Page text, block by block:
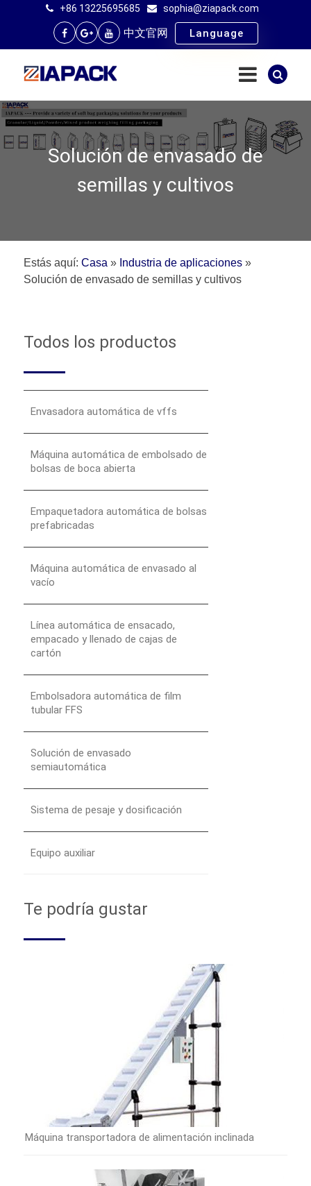
+86 13225695685 sophia@ziapack.com
中文官网 Language
Solución de envasado de
semillas y cultivos
Estás aquí: Casa » Industria de aplicaciones »
Solución de envasado de semillas y cultivos
Todos los productos
Envasadora automática de vffs
Máquina automática de embolsado de
bolsas de boca abierta
Empaquetadora automática de bolsas
prefabricadas
Máquina automática de envasado al
vacío
Línea automática de ensacado,
empacado y llenado de cajas de
cartón
Embolsadora automática de film
tubular FFS
Solución de envasado
semiautomática
Sistema de pesaje y dosificación
Equipo auxiliar
Te podría gustar
Máquina transportadora de alimentación inclinada